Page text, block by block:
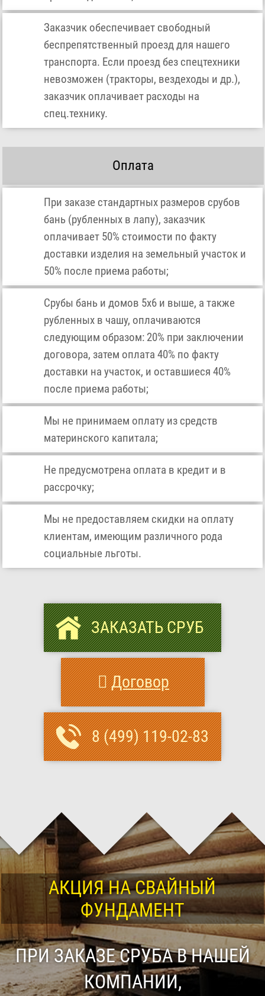
Заказчик обеспечивает свободный
беспрепятственный проезд для нашего
транспорта. Если проезд без спецтехники
невозможен (тракторы, вездеходы и др.),
заказчик оплачивает расходы на
спец.технику.
Оплата
При заказе стандартных размеров срубов
бань (рубленных в лапу), заказчик
оплачивает 50% стоимости по факту
доставки изделия на земельный участок и
50% после приема работы;
Срубы бань и домов 5х6 и выше, а также
рубленных в чашу, оплачиваются
следующим образом: 20% при заключении
договора, затем оплата 40% по факту
доставки на участок, и оставшиеся 40%
после приема работы;
Мы не принимаем оплату из средств
материнского капитала;
Не предусмотрена оплата в кредит и в
рассрочку;
Мы не предоставляем скидки на оплату
клиентам, имеющим различного рода
социальные льготы.
ЗАКАЗАТЬ СРУБ
Договор
8 (499) 119-02-83
АКЦИЯ НА СВАЙНЫЙ
ФУНДАМЕНТ
ПРИ ЗАКАЗЕ СРУБА В НАШЕЙ
КОМПАНИИ,